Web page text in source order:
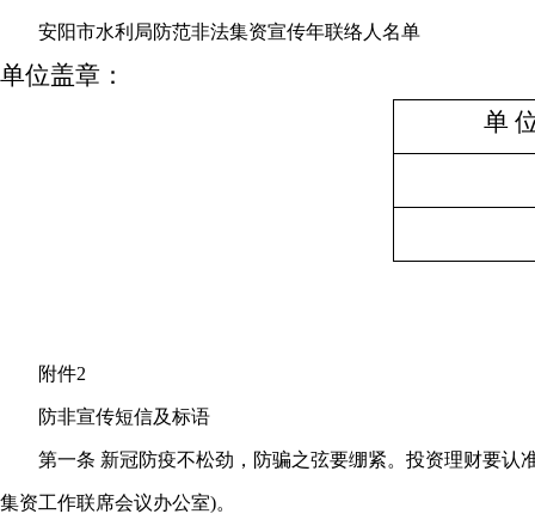
安阳市水利局防范非法集资宣传年联络人名单
单位盖章：
单
附件2
防非宣传短信及标语
第一条 新冠防疫不松劲，防骗之弦要绷紧。投资理财要认
集资工作联席会议办公室)。